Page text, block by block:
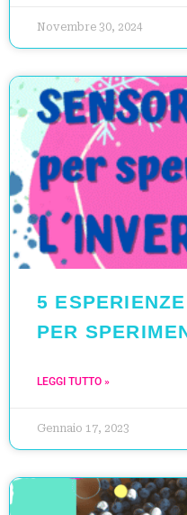
Novembre 30, 2024
5
PER
LEGGI TUTTO »
Gennaio 17, 2023